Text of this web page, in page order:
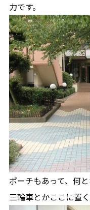
力です。
ポーチもあって、何
三輪車とかここに置